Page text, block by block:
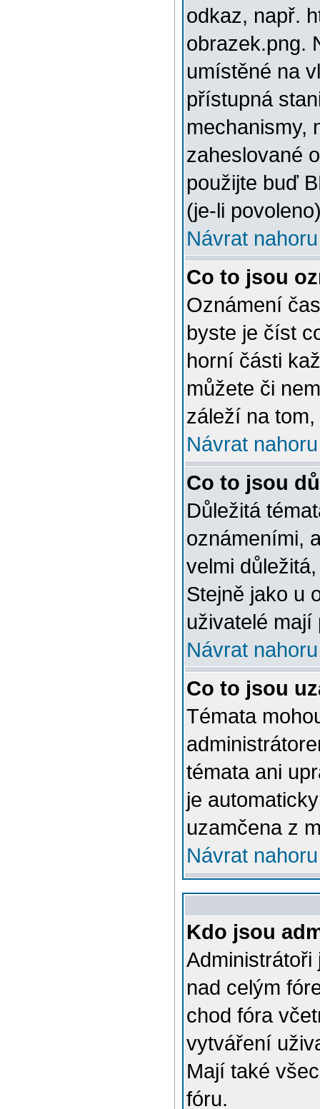
odkaz, např.
obrazek.png.
umístěné na
přístupná
mechanismy,
zaheslované
použijte buď
(je-li
Návrat nahoru
Co to jsou
Oznámení
byste je číst
horní části
můžete či
záleží na
Návrat nahoru
Co to jsou
Důležitá
oznámeními,
velmi
Stejně jako u
uživatelé mají
Návrat nahoru
Co to jsou
Témata
témata ani
je
uzamčena z
Návrat nahoru
Kdo jsou
nad celým
chod fóra
vytváření
Mají také
fóru.